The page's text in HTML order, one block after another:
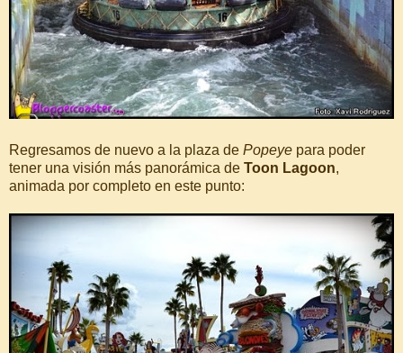
Regresamos de nuevo a la plaza de Popeye para poder
tener una visión más panorámica de Toon Lagoon,
animada por completo en este punto: